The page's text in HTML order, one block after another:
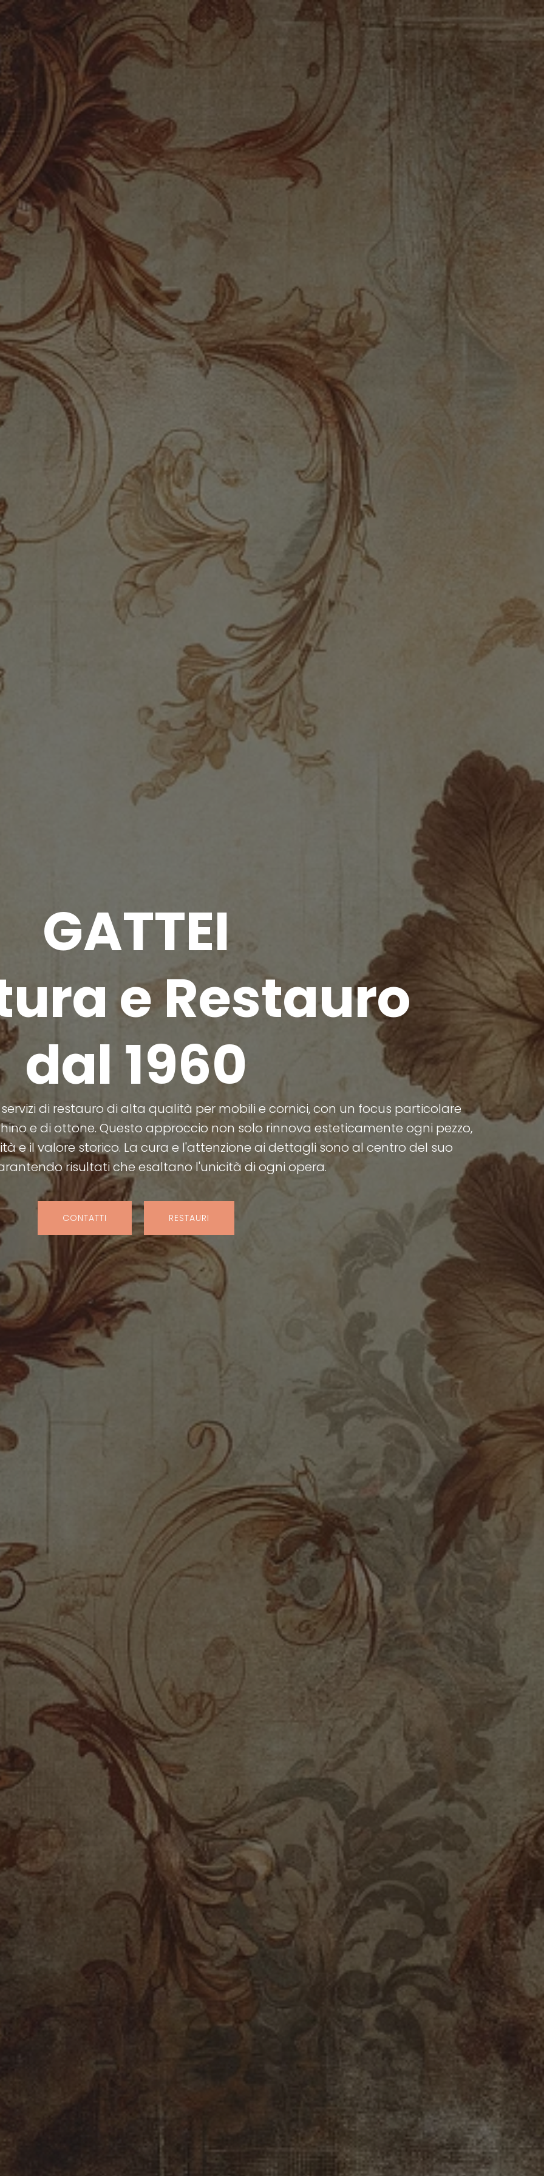
GATTEI
e Restauro
dal 1960
di restauro di alta qualità per mobili e cornici, con un focus particolare
e di ottone. Questo approccio non solo rinnova esteticamente ogni pezzo,
e il valore storico. La cura e l'attenzione ai dettagli sono al centro del suo
risultati che esaltano l'unicità di ogni opera.
CONTATTI RESTAURI